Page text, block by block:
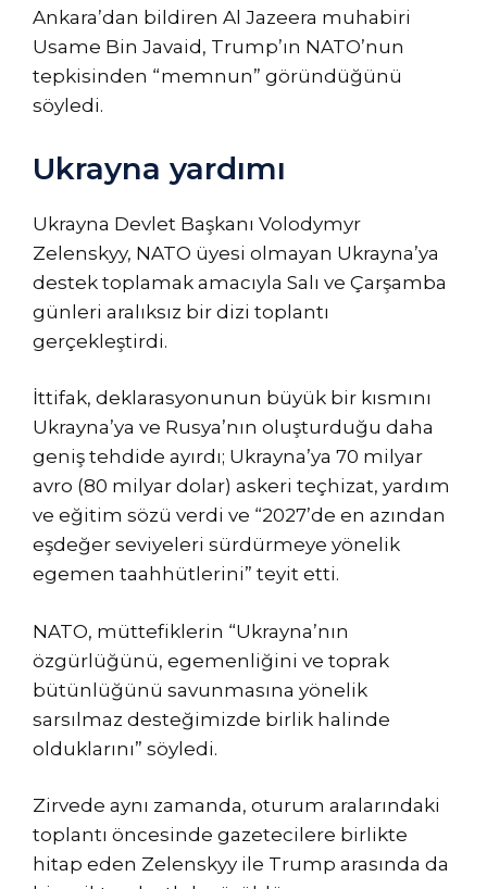
Ankara’dan bildiren Al Jazeera muhabiri
Usame Bin Javaid, Trump’ın NATO’nun
tepkisinden “memnun” göründüğünü
söyledi.
Ukrayna yardımı
Ukrayna Devlet Başkanı Volodymyr
Zelenskyy, NATO üyesi olmayan Ukrayna’ya
destek toplamak amacıyla Salı ve Çarşamba
günleri aralıksız bir dizi toplantı
gerçekleştirdi.
İttifak, deklarasyonunun büyük bir kısmını
Ukrayna’ya ve Rusya’nın oluşturduğu daha
geniş tehdide ayırdı; Ukrayna’ya 70 milyar
avro (80 milyar dolar) askeri teçhizat, yardım
ve eğitim sözü verdi ve “2027’de en azından
eşdeğer seviyeleri sürdürmeye yönelik
egemen taahhütlerini” teyit etti.
NATO, müttefiklerin “Ukrayna’nın
özgürlüğünü, egemenliğini ve toprak
bütünlüğünü savunmasına yönelik
sarsılmaz desteğimizde birlik halinde
olduklarını” söyledi.
Zirvede aynı zamanda, oturum aralarındaki
toplantı öncesinde gazetecilere birlikte
hitap eden Zelenskyy ile Trump arasında da